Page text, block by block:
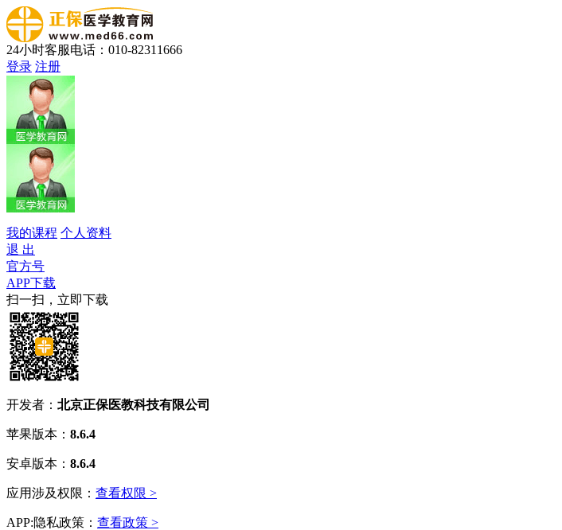
24小时客服电话：010-82311666
登录 注册
我的课程 个人资料
退 出
官方号
APP下载
扫一扫，立即下载
开发者： 北京正保医教科技有限公司
苹果版本： 8.6.4
安卓版本： 8.6.4
应用涉及权限： 查看权限 >
APP:隐私政策： 查看政策 >